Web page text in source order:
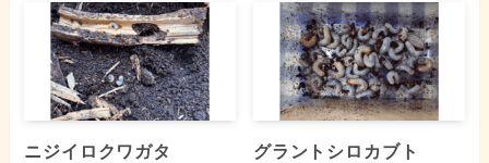
ニジイロクワガタ グラントシロカブト